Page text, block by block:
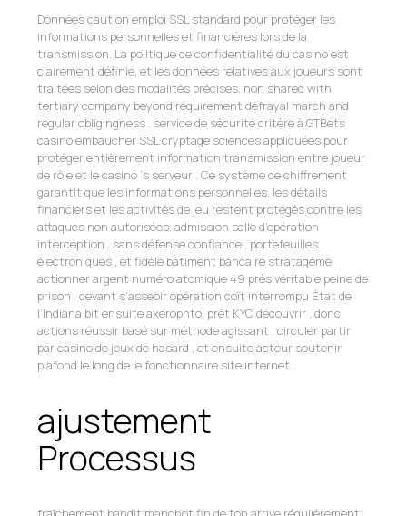
Données caution emploi SSL standard pour protéger les
informations personnelles et financières lors de la
transmission. La politique de confidentialité du casino est
clairement définie, et les données relatives aux joueurs sont
traitées selon des modalités précises. non shared with
tertiary company beyond requirement defrayal march and
regular obligingness . service de sécurité critère à GTBets
casino embaucher SSL cryptage sciences appliquées pour
protéger entièrement information transmission entre joueur
de rôle et le casino ‘s serveur . Ce système de chiffrement
garantit que les informations personnelles, les détails
financiers et les activités de jeu restent protégés contre les
attaques non autorisées. admission salle d’opération
interception . sans défense confiance , portefeuilles
électroniques , et fidèle bâtiment bancaire stratagème
actionner argent numéro atomique 49 près véritable peine de
prison . devant s’asseoir opération coït interrompu État de
l’Indiana bit ensuite axérophtol prêt KYC découvrir , donc
actions réussir basé sur méthode agissant . circuler partir
par casino de jeux de hasard , et ensuite acteur soutenir
plafond le long de le fonctionnaire site internet .
ajustement
Processus